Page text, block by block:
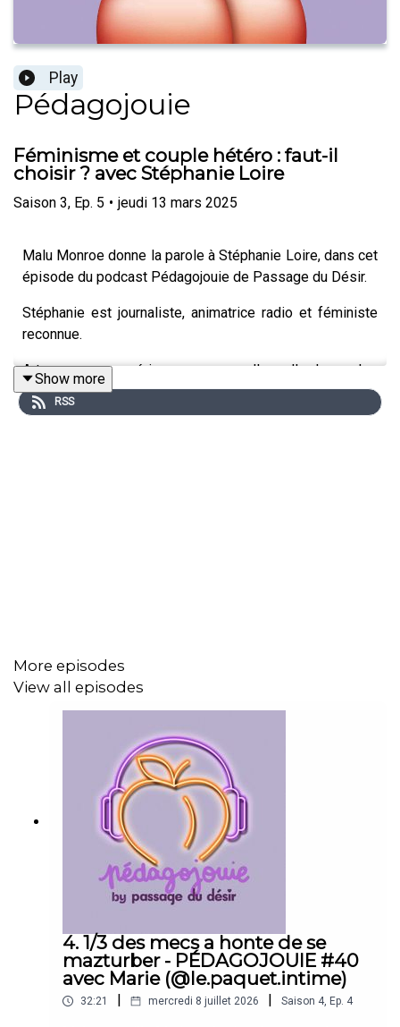
Play
Pédagojouie
Féminisme et couple hétéro : faut-il
choisir ? avec Stéphanie Loire
Saison 3, Ep. 5 • jeudi 13 mars 2025
Malu Monroe donne la parole à Stéphanie Loire, dans cet
épisode du podcast Pédagojouie de Passage du Désir.
Stéphanie est journaliste, animatrice radio et féministe
reconnue.
A travers ses expériences personnelles, elle donne des
clés pour une relation sentimentale saine et
déconstruite.
Communiquer ses envies et limites
Se laisser le temps d'être célibataire
L'importance du feeling dans le choix d'un.e
Retrouvez Passage du Désir ici :
https://www.passagedudesir.fr/
https://www.youtube.com/@passagedudesir9889
https://www.tiktok.com/@passage.du.desir
https://www.facebook.com/passagedudesir
Show more
RSS
More episodes
View all episodes
4. 1/3 des mecs a honte de se
mazturber - PÉDAGOJOUIE #40
avec Marie (@le.paquet.intime)
32:21 mercredi 8 juillet 2026 Saison 4, Ep. 4